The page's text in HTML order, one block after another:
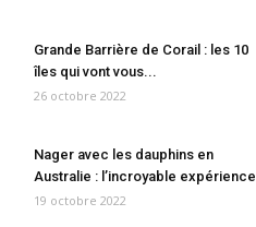
Grande Barrière de Corail : les 10
îles qui vont vous...
26 octobre 2022
Nager avec les dauphins en
Australie : l’incroyable expérience
19 octobre 2022